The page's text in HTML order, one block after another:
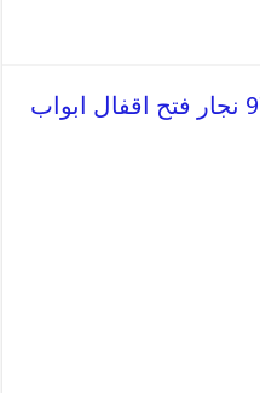
فتح اقفال الرقة 97477575 نجار فتح اقفال ابواب